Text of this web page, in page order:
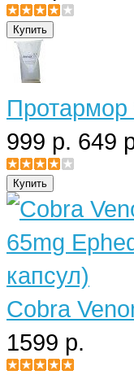
Протармор
999 р. 649
Cobra
1599 р.